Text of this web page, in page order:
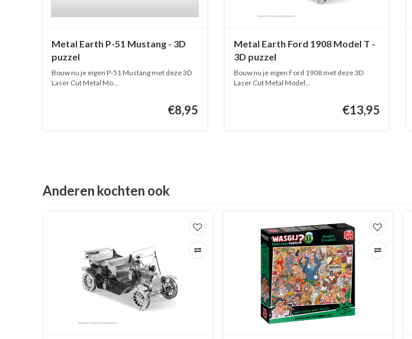
Metal Earth P-51 Mustang - 3D
puzzel
Bouw nu je eigen P-51 Mustang met deze 3D
Laser Cut Metal Mo...
€8,95
Metal Earth Ford 1908 Model T -
3D puzzel
Bouw nu je eigen Ford 1908 met deze 3D
Laser Cut Metal Model...
€13,95
Anderen kochten ook